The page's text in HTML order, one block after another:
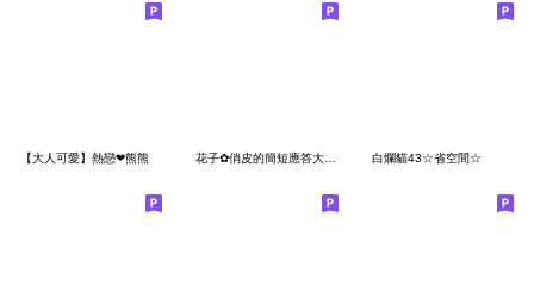
【大人可愛】熱戀❤熊熊 白爛貓43☆省空間☆